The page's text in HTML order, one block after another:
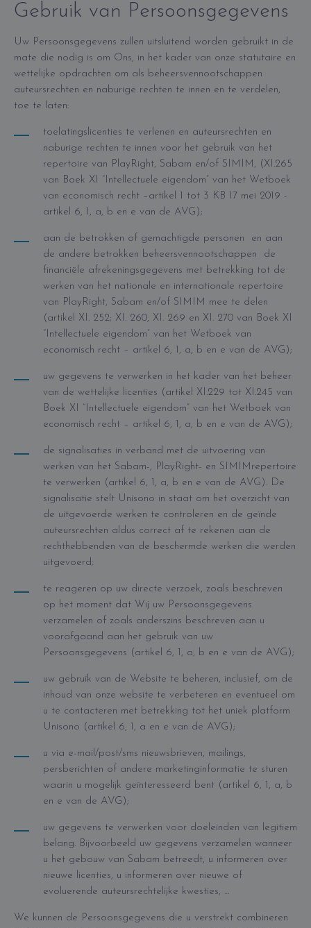
Gebruik van Persoonsgegevens
Uw Persoonsgegevens zullen uitsluitend worden gebruikt in de
mate die nodig is om Ons, in het kader van onze statutaire en
wettelijke opdrachten om als beheersvennootschappen
auteursrechten en naburige rechten te innen en te verdelen,
toe te laten:
toelatingslicenties te verlenen en auteursrechten en
naburige rechten te innen voor het gebruik van het
repertoire van PlayRight, Sabam en/of SIMIM, (XI.265
van Boek XI “Intellectuele eigendom” van het Wetboek
van economisch recht –artikel 1 tot 3 KB 17 mei 2019 -
artikel 6, 1, a, b en e van de AVG);
aan de betrokken of gemachtigde personen en aan
de andere betrokken beheersvennootschappen de
financiële afrekeningsgegevens met betrekking tot de
werken van het nationale en internationale repertoire
van PlayRight, Sabam en/of SIMIM mee te delen
(artikel XI. 252; XI. 260, XI. 269 en XI. 270 van Boek XI
“Intellectuele eigendom” van het Wetboek van
economisch recht – artikel 6, 1, a, b en e van de AVG);
uw gegevens te verwerken in het kader van het beheer
van de wettelijke licenties (artikel XI.229 tot XI.245 van
Boek XI “Intellectuele eigendom” van het Wetboek van
economisch recht – artikel 6, 1, a, b en e van de AVG);
de signalisaties in verband met de uitvoering van
werken van het Sabam-, PlayRight- en SIMIMrepertoire
te verwerken (artikel 6, 1, a, b en e van de AVG). De
signalisatie stelt Unisono in staat om het overzicht van
de uitgevoerde werken te controleren en de geïnde
auteursrechten aldus correct af te rekenen aan de
rechthebbenden van de beschermde werken die werden
uitgevoerd;
te reageren op uw directe verzoek, zoals beschreven
op het moment dat Wij uw Persoonsgegevens
verzamelen of zoals anderszins beschreven aan u
voorafgaand aan het gebruik van uw
Persoonsgegevens (artikel 6, 1, a, b en e van de AVG);
uw gebruik van de Website te beheren, inclusief, om de
inhoud van onze website te verbeteren en eventueel om
u te contacteren met betrekking tot het uniek platform
Unisono (artikel 6, 1, a en e van de AVG);
u via e-mail/post/sms nieuwsbrieven, mailings,
persberichten of andere marketinginformatie te sturen
waarin u mogelijk geïnteresseerd bent (artikel 6, 1, a, b
en e van de AVG);
uw gegevens te verwerken voor doeleinden van legitiem
belang. Bijvoorbeeld uw gegevens verzamelen wanneer
u het gebouw van Sabam betreedt, u informeren over
nieuwe licenties, u informeren over nieuwe of
evoluerende auteursrechtelijke kwesties, …
We kunnen de Persoonsgegevens die u verstrekt combineren